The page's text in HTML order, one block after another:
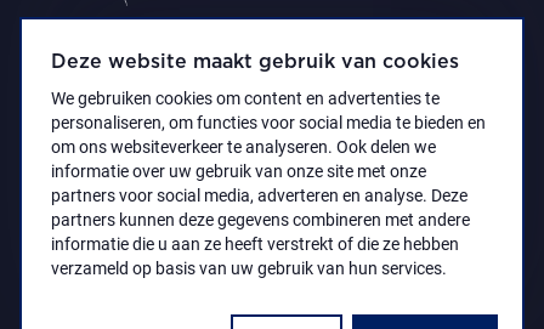
Deze website maakt gebruik van cookies
We gebruiken cookies om content en advertenties te
personaliseren, om functies voor social media te bieden en
om ons websiteverkeer te analyseren. Ook delen we
informatie over uw gebruik van onze site met onze
partners voor social media, adverteren en analyse. Deze
partners kunnen deze gegevens combineren met andere
informatie die u aan ze heeft verstrekt of die ze hebben
verzameld op basis van uw gebruik van hun services.
Déclaration d’accessibilitéPrivacy policy
© 2021 Koninklijk Museum voor Schone Kunsten